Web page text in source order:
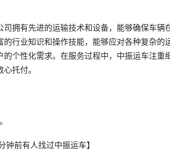
拥有先进的运输技术和设备，能够确保车辆
行业知识和操作技能，能够应对各种复杂的
个性化需求。在服务过程中，中振运车注重
托付。